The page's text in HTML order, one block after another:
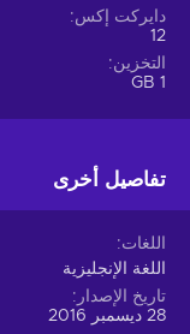
دايركت إكس
12
التخزين
1 GB
تفاصيل أخرى
اللغات
اللغة الإنجليزية
تاريخ الإصدار
28 ديسمبر 2016